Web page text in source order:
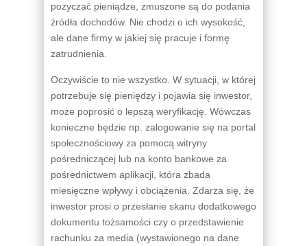
pożyczać pieniądze, zmuszone są do podania
źródła dochodów. Nie chodzi o ich wysokość,
ale dane firmy w jakiej się pracuje i formę
zatrudnienia.
Oczywiście to nie wszystko. W sytuacji, w której
potrzebuje się pieniędzy i pojawia się inwestor,
może poprosić o lepszą weryfikację. Wówczas
konieczne będzie np. zalogowanie się na portal
społecznościowy za pomocą witryny
pośredniczącej lub na konto bankowe za
pośrednictwem aplikacji, która zbada
miesięczne wpływy i obciążenia. Zdarza się, że
inwestor prosi o przesłanie skanu dodatkowego
dokumentu tożsamości czy o przedstawienie
rachunku za media (wystawionego na dane